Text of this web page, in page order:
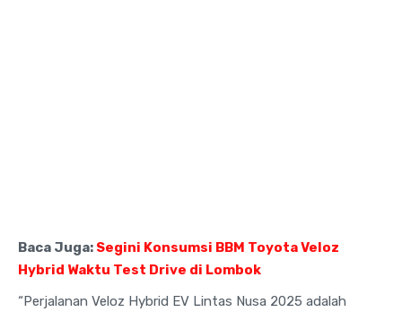
Baca Juga: Segini Konsumsi BBM Toyota Veloz
Hybrid Waktu Test Drive di Lombok
“Perjalanan Veloz Hybrid EV Lintas Nusa 2025 adalah